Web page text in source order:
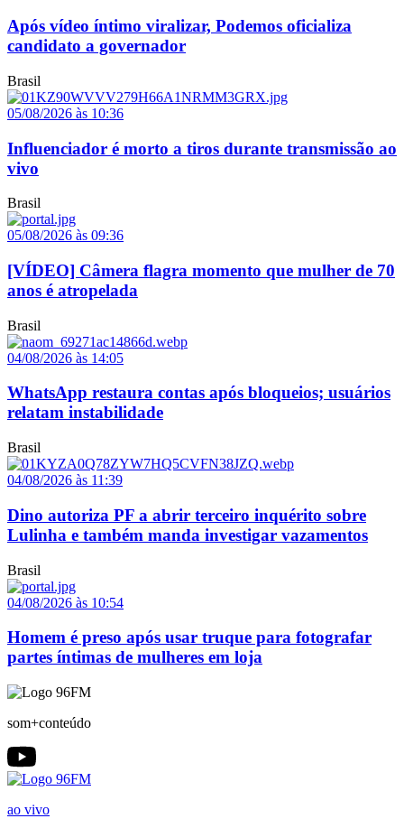
Após vídeo íntimo viralizar, Podemos oficializa
candidato a governador
Brasil
05/08/2026 às 10:36
Influenciador é morto a tiros durante transmissão ao
vivo
Brasil
05/08/2026 às 09:36
[VÍDEO] Câmera flagra momento que mulher de 70
anos é atropelada
Brasil
04/08/2026 às 14:05
WhatsApp restaura contas após bloqueios; usuários
relatam instabilidade
Brasil
04/08/2026 às 11:39
Dino autoriza PF a abrir terceiro inquérito sobre
Lulinha e também manda investigar vazamentos
Brasil
04/08/2026 às 10:54
Homem é preso após usar truque para fotografar
partes íntimas de mulheres em loja
som+conteúdo
ao vivo